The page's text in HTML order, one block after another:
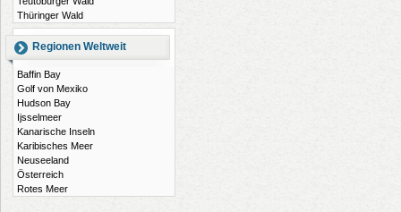
Thüringer Wald
Regionen Weltweit
Baffin Bay
Golf von Mexiko
Hudson Bay
Ijsselmeer
Kanarische Inseln
Karibisches Meer
Neuseeland
Österreich
Rotes Meer